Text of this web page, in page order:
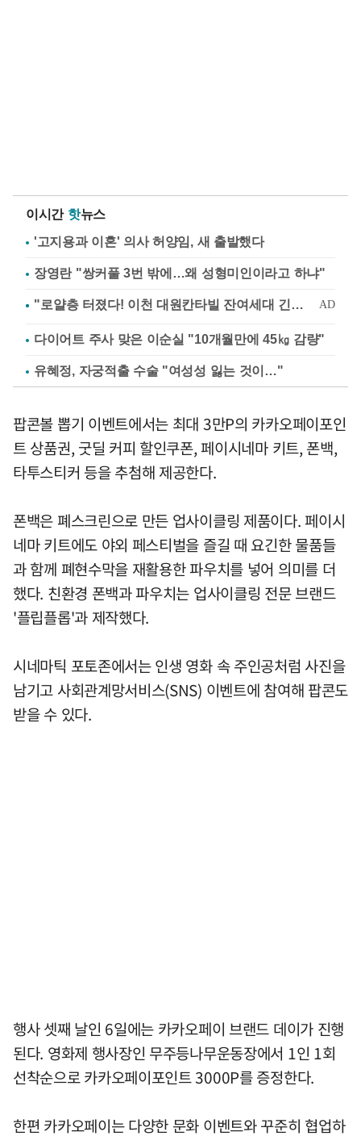
이시간 핫뉴스
'고지용과 이혼' 의사 허양임, 새 출발했다
장영란 "쌍커풀 3번 밖에…왜 성형미인이라고 하냐"
다이어트 주사 맞은 이순실 "10개월만에 45㎏ 감량"
유혜정, 자궁적출 수술 "여성성 잃는 것이…"
팝콘볼 뽑기 이벤트에서는 최대 3만P의 카카오페이포인
트 상품권, 굿딜 커피 할인쿠폰, 페이시네마 키트, 폰백,
타투스티커 등을 추첨해 제공한다.
폰백은 폐스크린으로 만든 업사이클링 제품이다. 페이시
네마 키트에도 야외 페스티벌을 즐길 때 요긴한 물품들
과 함께 폐현수막을 재활용한 파우치를 넣어 의미를 더
했다. 친환경 폰백과 파우치는 업사이클링 전문 브랜드
'플립플롭'과 제작했다.
시네마틱 포토존에서는 인생 영화 속 주인공처럼 사진을
남기고 사회관계망서비스(SNS) 이벤트에 참여해 팝콘도
받을 수 있다.
행사 셋째 날인 6일에는 카카오페이 브랜드 데이가 진행
된다. 영화제 행사장인 무주등나무운동장에서 1인 1회
선착순으로 카카오페이포인트 3000P를 증정한다.
한편 카카오페이는 다양한 문화 이벤트와 꾸준히 협업하